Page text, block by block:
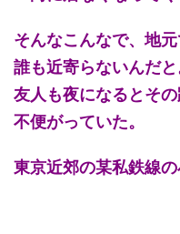
そんなこんなで、地
誰も近寄らないんだと
友人も夜になるとそ
不便がっていた。
東京近郊の某私鉄線の